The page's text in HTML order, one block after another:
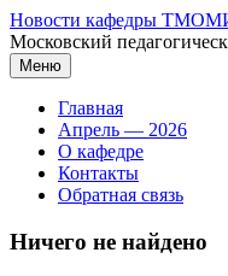
Перейти
к
содержимому
Новости кафедры
Московский
Меню
Главная
Апрель — 2026
О кафедре
Контакты
Обратная связь
Ничего не найдено